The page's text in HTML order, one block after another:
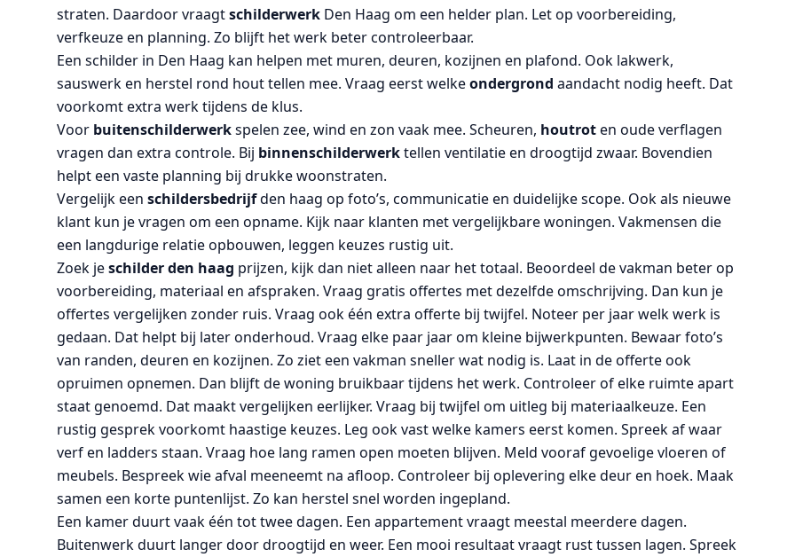
straten. Daardoor vraagtschilderwerk Den Haag om een helder plan. Let op voorbereiding,
verfkeuze en planning. Zo blijft het werk beter controleerbaar.
Een schilder in Den Haag kan helpen met muren, deuren, kozijnen en plafond. Ook lakwerk,
sauswerk en herstel rond hout tellen mee. Vraag eerst welkeondergrond aandacht nodig heeft. Dat
voorkomt extra werk tijdens de klus.
Voor buitenschilderwerkspelen zee, wind en zon vaak mee. Scheuren, houtroten oude verflagen
vragen dan extra controle. Bij binnenschilderwerktellen ventilatie en droogtijd zwaar. Bovendien
helpt een vaste planning bij drukke woonstraten.
Vergelijk een schildersbedrijfden haag op foto’s, communicatie en duidelijke scope. Ook als nieuwe
klant kun je vragen om een opname. Kijk naar klanten met vergelijkbare woningen. Vakmensen die
een langdurige relatie opbouwen, leggen keuzes rustig uit.
Zoek jeschilder den haag prijzen, kijk dan niet alleen naar het totaal. Beoordeel de vakman beter op
voorbereiding, materiaal en afspraken. Vraag gratis offertes met dezelfde omschrijving. Dan kun je
offertes vergelijken zonder ruis. Vraag ook één extra offerte bij twijfel. Noteer per jaar welk werk is
gedaan. Dat helpt bij later onderhoud. Vraag elke paar jaar om kleine bijwerkpunten. Bewaar foto’s
van randen, deuren en kozijnen. Zo ziet een vakman sneller wat nodig is. Laat in de offerte ook
opruimen opnemen. Dan blijft de woning bruikbaar tijdens het werk. Controleer of elke ruimte apart
staat genoemd. Dat maakt vergelijken eerlijker. Vraag bij twijfel om uitleg bij materiaalkeuze. Een
rustig gesprek voorkomt haastige keuzes. Leg ook vast welke kamers eerst komen. Spreek af waar
verf en ladders staan. Vraag hoe lang ramen open moeten blijven. Meld vooraf gevoelige vloeren of
meubels. Bespreek wie afval meeneemt na afloop. Controleer bij oplevering elke deur en hoek. Maak
samen een korte puntenlijst. Zo kan herstel snel worden ingepland.
Een kamer duurt vaak één tot twee dagen. Een appartement vraagt meestal meerdere dagen.
Buitenwerk duurt langer door droogtijd en weer. Een mooi resultaat vraagt rust tussen lagen. Spreek